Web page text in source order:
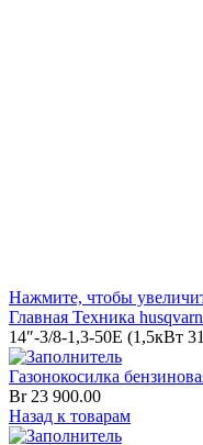
Нажмите, чтобы
Главная Техника
14″-3/8-1,3-50E (1,5кВт
Газонокосилка
Br23 900.00
Назад к товарам